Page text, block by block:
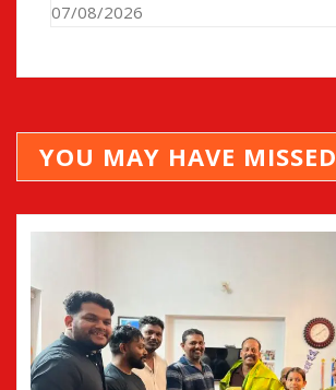
07/08/2026
YOU MAY HAVE MISSED